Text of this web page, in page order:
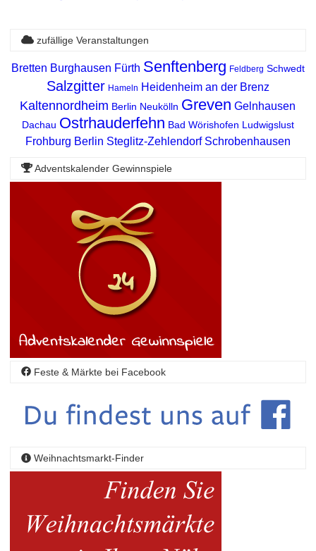
zufällige Veranstaltungen
Bretten Burghausen Fürth Senftenberg Feldberg Schwedt
Salzgitter Hameln Heidenheim an der Brenz
Kaltennordheim Berlin Neukölln Greven Gelnhausen
Dachau Ostrhauderfehn Bad Wörishofen Ludwigslust
Frohburg Berlin Steglitz-Zehlendorf Schrobenhausen
Adventskalender Gewinnspiele
Feste & Märkte bei Facebook
Weihnachtsmarkt-Finder